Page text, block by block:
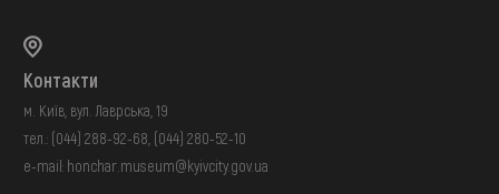
Контакти
м. Київ, вул. Лаврська, 19
тел.: (044) 288-92-68 (044) 280-52-10
e-mail: honchar.museum@kyivcity.gov.ua